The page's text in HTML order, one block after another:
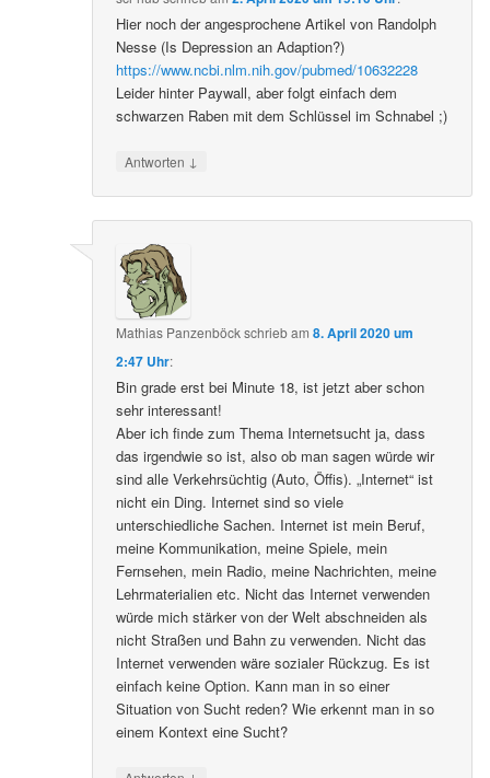
Hier noch der angesprochene Artikel von Randolph
Nesse (Is Depression an Adaption?)
https://www.ncbi.nlm.nih.gov/pubmed/10632228
Leider hinter Paywall, aber folgt einfach dem
schwarzen Raben mit dem Schlüssel im Schnabel ;)
Antworten ↓
Mathias Panzenböckschriebam8. April 2020 um
2:47 Uhr:
Bin grade erst bei Minute 18, ist jetzt aber schon
sehr interessant!
Aber ich finde zum Thema Internetsucht ja, dass
das irgendwie so ist, also ob man sagen würde wir
sind alle Verkehrsüchtig (Auto, Öffis). „Internet“ ist
nicht ein Ding. Internet sind so viele
unterschiedliche Sachen. Internet ist mein Beruf,
meine Kommunikation, meine Spiele, mein
Fernsehen, mein Radio, meine Nachrichten, meine
Lehrmaterialien etc. Nicht das Internet verwenden
würde mich stärker von der Welt abschneiden als
nicht Straßen und Bahn zu verwenden. Nicht das
Internet verwenden wäre sozialer Rückzug. Es ist
einfach keine Option. Kann man in so einer
Situation von Sucht reden? Wie erkennt man in so
einem Kontext eine Sucht?